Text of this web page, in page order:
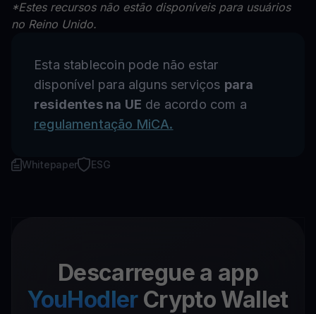
*Estes recursos não estão disponíveis para usuários
no Reino Unido.
Esta stablecoin pode não estar
disponível para alguns serviços para
residentes na UE de acordo com a
regulamentação MiCA.
Whitepaper ESG
Descarregue a app
YouHodler Crypto Wallet